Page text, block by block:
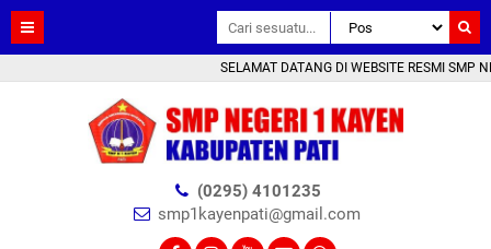
SELAMAT DATANG DI WEBSITE RESMI SMP
(0295) 4101235
smp1kayenpati@gmail.com